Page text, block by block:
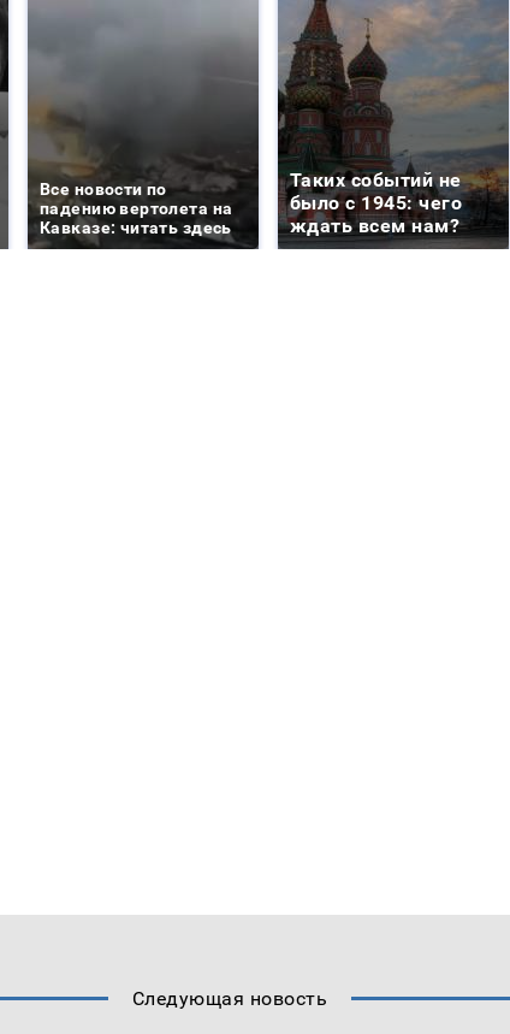
Все новости по
падению вертолета на
Кавказе: читать здесь
Таких событий не
было с 1945: чего
ждать всем нам?
Следующая новость